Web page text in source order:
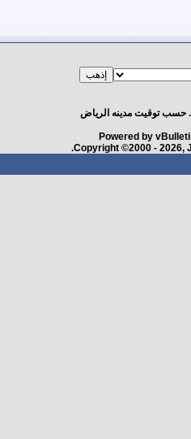
. حسب توقيت مدينه الرياض
Powered by
Copyright ©2000 - 2026,